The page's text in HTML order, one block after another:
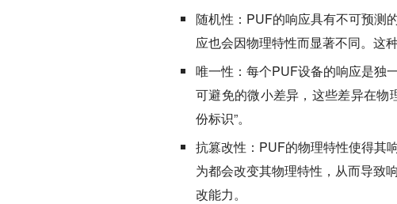
随机性： PUF的响应具有不可预测
应也会因物理特性而显著不同。这
唯一性：每个PUF设备的响应是独
可避免的微小差异，这些差异在物
份标识”。
抗篡改性： PUF的物理特性使得其
为都会改变其物理特性，从而导致
改能力。